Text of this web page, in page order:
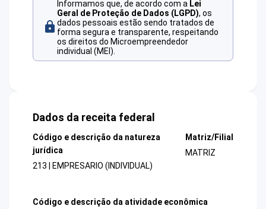
Informamos que, de acordo com a Lei
Geral de Proteção de Dados (LGPD), os
dados pessoais estão sendo tratados de
forma segura e transparente, respeitando
os direitos do Microempreendedor
individual (MEI).
Dados da receita federal
Código e descrição da natureza
jurídica
213 | EMPRESARIO (INDIVIDUAL)
Matriz/Filial
MATRIZ
Código e descrição da atividade econômica